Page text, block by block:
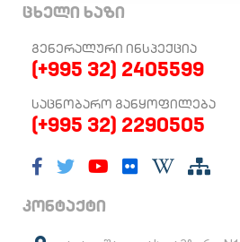
ცხელი ხაზი
ᲒᲔᲜᲔᲠᲐᲚᲣᲠᲘ ᲘᲜᲡᲞᲔᲥᲪᲘᲐ
(+995 32) 2405599
ᲡᲐᲪᲜᲝᲑᲐᲠᲝ ᲒᲐᲜᲧᲝᲤᲘᲚᲔᲑᲐ
(+995 32) 2290505
კონტაქტი